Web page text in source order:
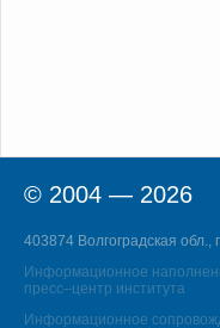
© 2004 — 2026
403874 Волгоградская
Информационное
пресс–центр института
Информационное